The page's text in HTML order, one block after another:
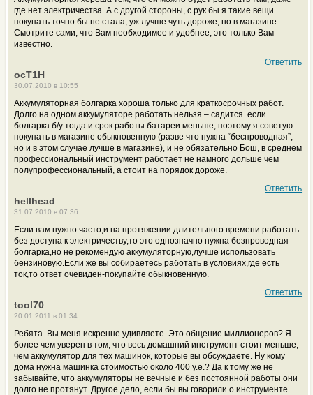
где нет электричества. А с другой стороны, с рук бы я такие вещи
покупать точно бы не стала, уж лучше чуть дороже, но в магазине.
Смотрите сами, что Вам необходимее и удобнее, это только Вам
известно.
Ответить
ocT1H
30.07.2010 в 10:55
Аккумуляторная болгарка хороша только для краткосрочных работ.
Долго на одном аккумуляторе работать нельзя – садится. если
болгарка б/у тогда и срок работы батареи меньше, поэтому я советую
покупать в магазине обыкновенную (разве что нужна “беспроводная”,
но и в этом случае лучше в магазине), и не обязательно Бош, в среднем
профессиональный инструмент работает не намного дольше чем
полупрофессиональный, а стоит на порядок дороже.
Ответить
hellhead
31.07.2010 в 07:36
Если вам нужно часто,и на протяжении длительного времени работать
без доступа к электричеству,то это однозначно нужна безпроводная
болгарка,но не рекомендую аккумуляторную,лучше использовать
бензиновую.Если же вы собираетесь работать в условиях,где есть
ток,то ответ очевиден-покупайте обыкновенную.
Ответить
tool70
20.01.2011 в 01:34
Ребята. Вы меня искренне удивляете. Это общение миллионеров? Я
более чем уверен в том, что весь домашний инструмент стоит меньше,
чем аккумулятор для тех машинок, которые вы обсуждаете. Ну кому
дома нужна машинка стоимостью около 400 у.е.? Да к тому же не
забывайте, что аккумуляторы не вечные и без постоянной работы они
долго не протянут. Другое дело, если бы вы говорили о инструменте